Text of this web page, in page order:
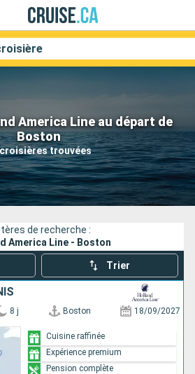
America Line au départ de
Boston
trouvées
Compagnies
Rechercher
de recherche :
America Line - Boston
Trier
8 j Boston 18/09/2027
Cuisine raffinée
Expérience premium
Pension complète